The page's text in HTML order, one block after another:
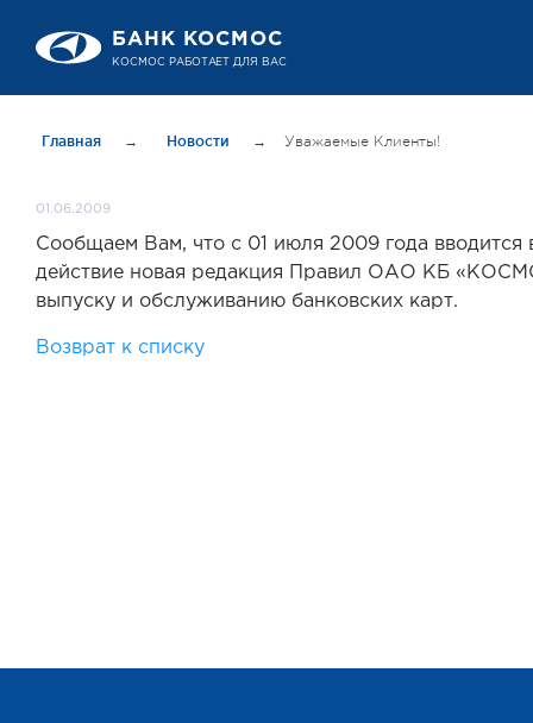
БАНК КОСМОС
Главная → Новости → Уважаемые Клиенты!
01.06.2009
Сообщаем Вам, что с 01 июля 2009 года вводится
действие новая редакция Правил ОАО КБ
выпуску и обслуживанию банковских карт.
Возврат к списку